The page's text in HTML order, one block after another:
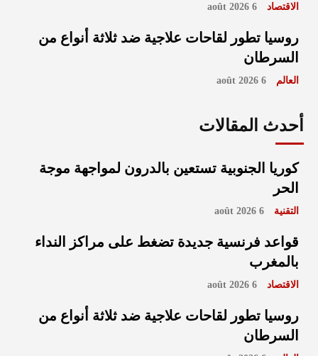
الاقتصاد 6 août 2026
روسيا تطور لقاحات علاجية ضد ثلاثة أنواع من
السرطان
العالم 6 août 2026
أحدث المقالات
كوريا الجنوبية تستعين بالدرون لمواجهة موجة
الحر
التقنية 6 août 2026
قواعد فرنسية جديدة تضغط على مراكز النداء
بالمغرب
الاقتصاد 6 août 2026
روسيا تطور لقاحات علاجية ضد ثلاثة أنواع من
السرطان